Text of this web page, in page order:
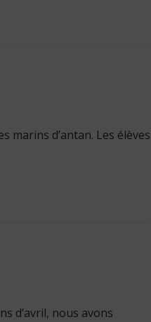
marins d’antan. Les élèves
d’avril, nous avons